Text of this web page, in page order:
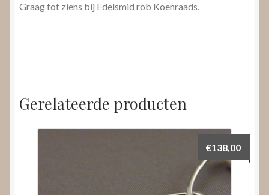
Graag tot ziens bij Edelsmid rob Koenraads.
Gerelateerde producten
€138,00